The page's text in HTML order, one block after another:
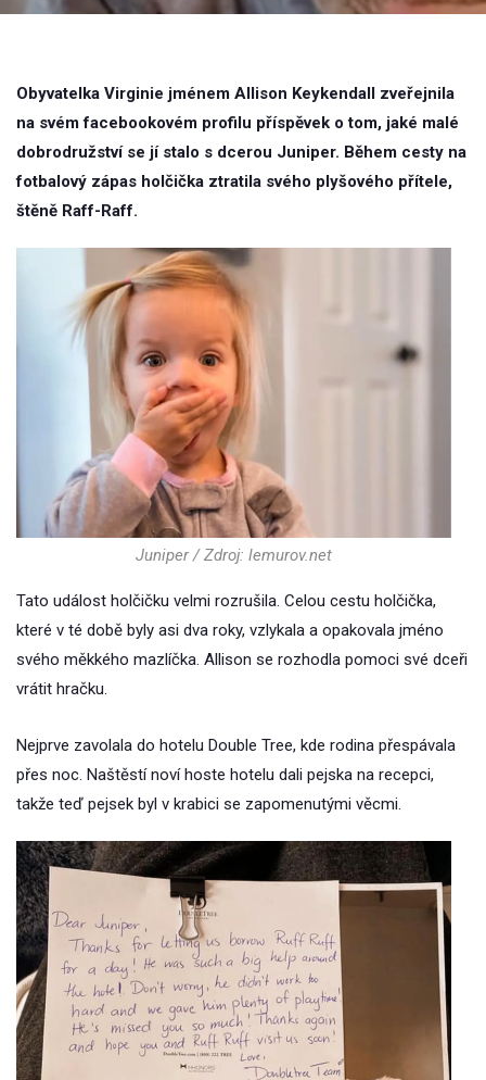
Obyvatelka Virginie jménem Allison Keykendall zveřejnila
na svém facebookovém profilu příspěvek o tom, jaké malé
dobrodružství se jí stalo s dcerou Juniper. Během cesty na
fotbalový zápas holčička ztratila svého plyšového přítele,
štěně Raff-Raff.
Juniper / Zdroj: lemurov.net
Tato událost holčičku velmi rozrušila. Celou cestu holčička,
které v té době byly asi dva roky, vzlykala a opakovala jméno
svého měkkého mazlíčka. Allison se rozhodla pomoci své dceři
vrátit hračku.
Nejprve zavolala do hotelu Double Tree, kde rodina přespávala
přes noc. Naštěstí noví hoste hotelu dali pejska na recepci,
takže teď pejsek byl v krabici se zapomenutými věcmi.